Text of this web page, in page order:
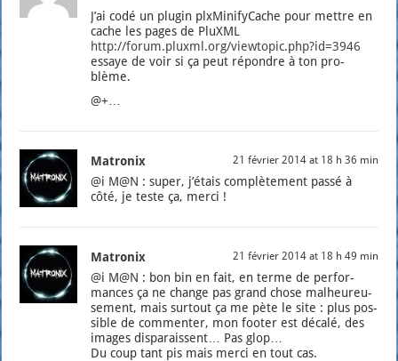
J’ai codé un plu­gin plx­Mi­ni­fy­Cache pour mettre en
cache les pages de PluXML
http://forum.pluxml.org/viewtopic.php?id=3946
essaye de voir si ça peut répondre à ton pro­
blème.
@+…
Matronix 21 février 2014 at 18 h 36 min
@i M@N : super, j’é­tais com­plè­te­ment pas­sé à
côté, je teste ça, mer­ci !
Matronix 21 février 2014 at 18 h 49 min
@i M@N : bon bin en fait, en terme de per­for­
mances ça ne change pas grand chose mal­heu­reu­
se­ment, mais sur­tout ça me pète le site : plus pos­
sible de com­men­ter, mon foo­ter est déca­lé, des
images dis­pa­raissent… Pas glop…
Du coup tant pis mais mer­ci en tout cas.